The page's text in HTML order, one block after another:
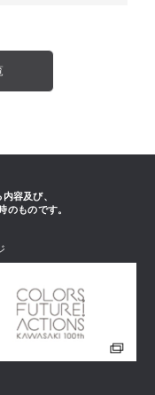
容及び、
のものです。